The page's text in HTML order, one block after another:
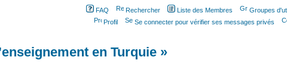
FAQ Rechercher Liste des Membres
Groupes
Profil
Se connecter pour vérifier ses messages privés
en Turquie »